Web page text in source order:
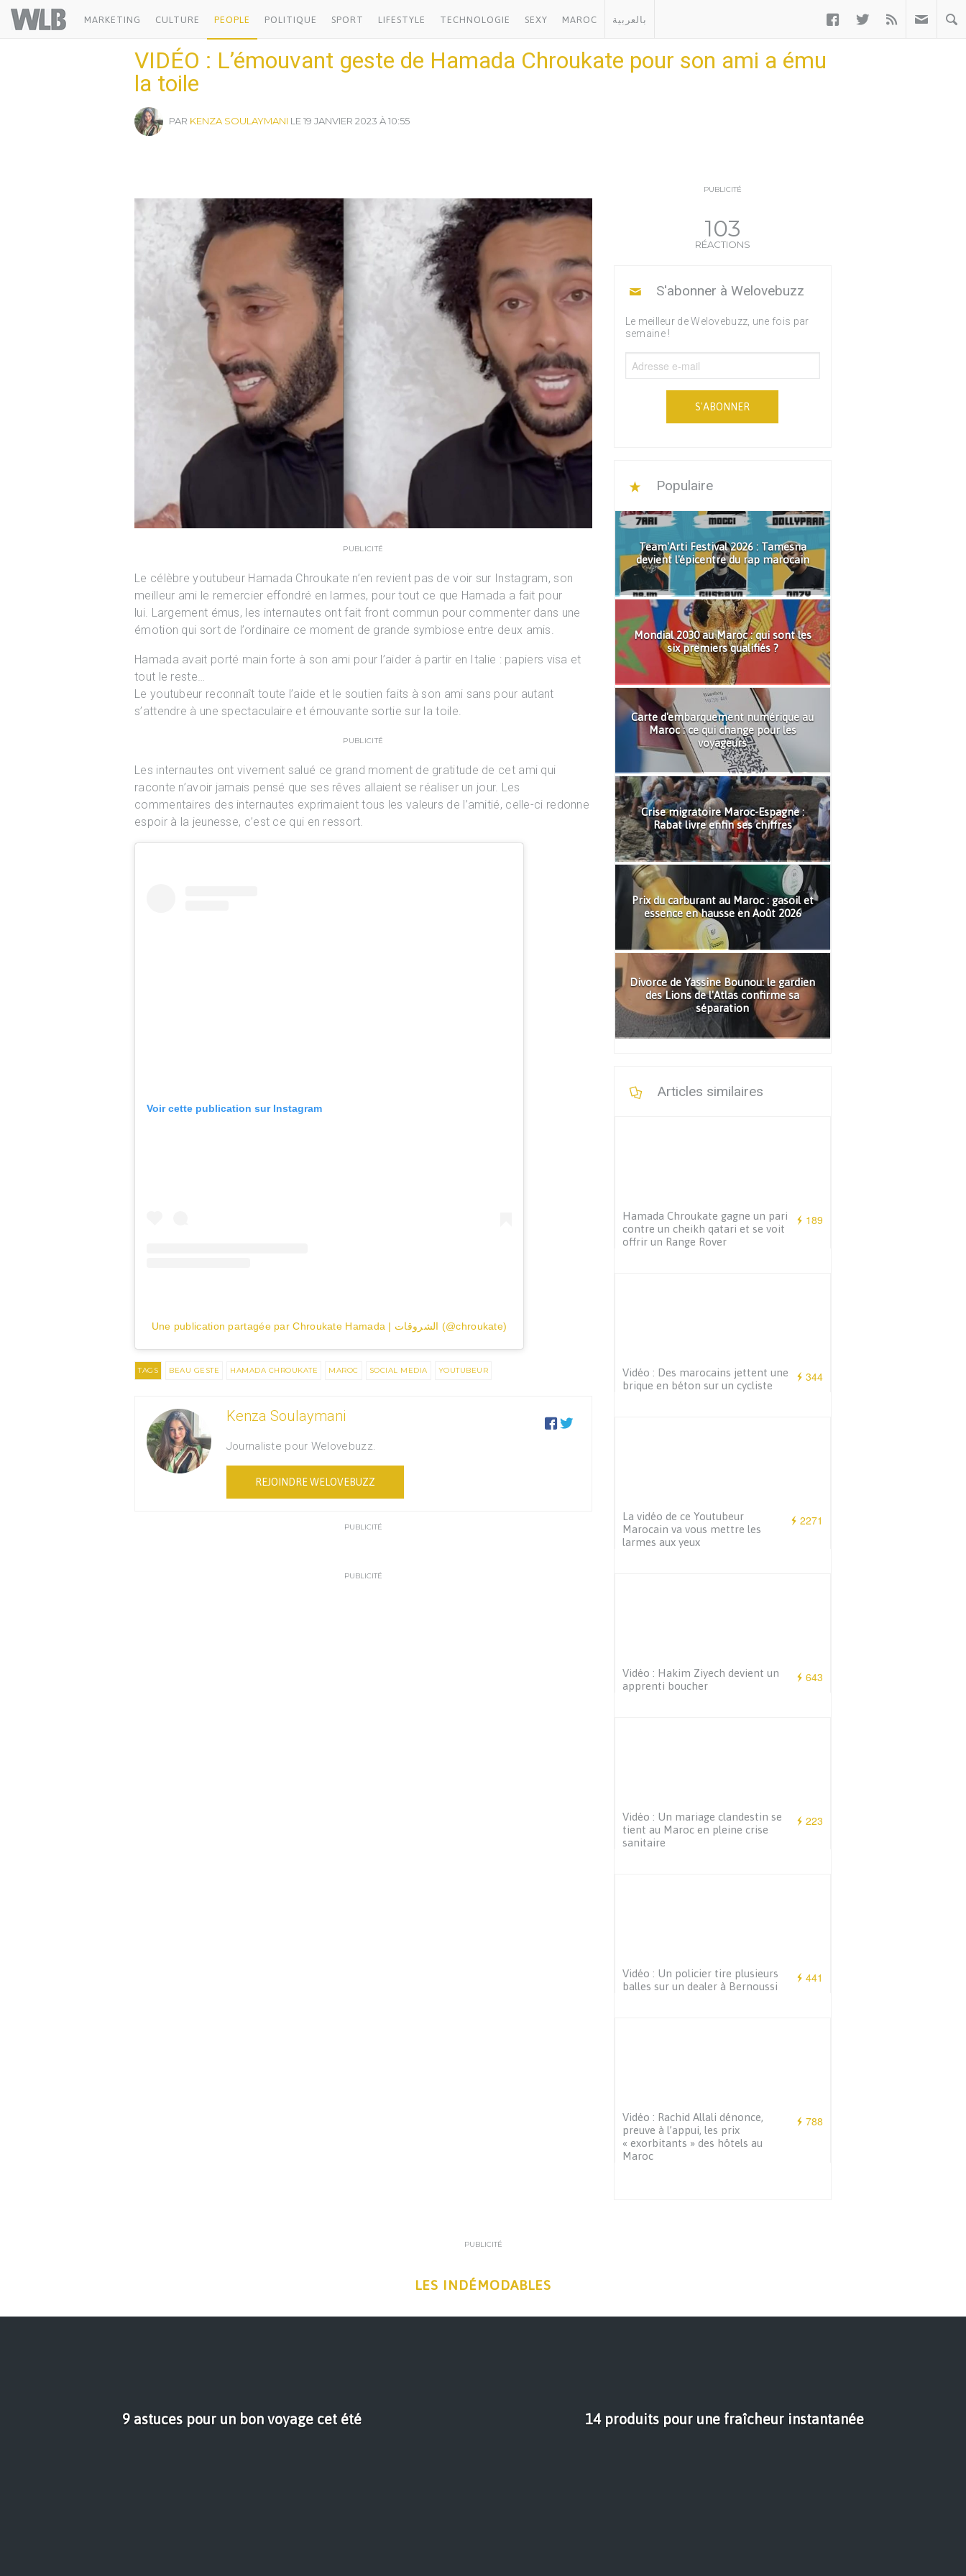
Welovebuzz
MARKETING CULTURE PEOPLE POLITIQUE SPORT LIFESTYLE TECHNOLOGIE SEXY MAROC بالعربية   
VIDÉO : L’émouvant geste de Hamada Chroukate pour son ami a ému
la toile
PAR KENZA SOULAYMANI LE 19 JANVIER 2023 À 10:55
PUBLICITÉ
Le célèbre youtubeur Hamada Chroukate n’en revient pas de voir sur Instagram, son
meilleur ami le remercier effondré en larmes, pour tout ce que Hamada a fait pour
lui. Largement émus, les internautes ont fait front commun pour commenter dans une
émotion qui sort de l’ordinaire ce moment de grande symbiose entre deux amis.
Hamada avait porté main forte à son ami pour l’aider à partir en Italie : papiers visa et
tout le reste…
Le youtubeur reconnaît toute l’aide et le soutien faits à son ami sans pour autant
s’attendre à une spectaculaire et émouvante sortie sur la toile.
PUBLICITÉ
Les internautes ont vivement salué ce grand moment de gratitude de cet ami qui
raconte n’avoir jamais pensé que ses rêves allaient se réaliser un jour. Les
commentaires des internautes exprimaient tous les valeurs de l’amitié, celle-ci redonne
espoir à la jeunesse, c’est ce qui en ressort.
Voir cette publication sur Instagram
Une publication partagée par Chroukate Hamada | الشروقات (@chroukate)
TAGS BEAU GESTE HAMADA CHROUKATE MAROC SOCIAL MEDIA YOUTUBEUR
Kenza Soulaymani 

Journaliste pour Welovebuzz.
REJOINDRE WELOVEBUZZ
PUBLICITÉ
PUBLICITÉ
PUBLICITÉ
103
RÉACTIONS
S'abonner à Welovebuzz
Le meilleur de Welovebuzz, une fois par
semaine !
S'ABONNER
Populaire
Team'Arti Festival 2026 : Tamesna
devient l'épicentre du rap marocain
Mondial 2030 au Maroc : qui sont les
six premiers qualifiés ?
Carte d'embarquement numérique au
Maroc : ce qui change pour les
voyageurs
Crise migratoire Maroc-Espagne :
Rabat livre enfin ses chiffres
Prix du carburant au Maroc : gasoil et
essence en hausse en Août 2026
Divorce de Yassine Bounou: le gardien
des Lions de l'Atlas confirme sa
séparation
Articles similaires
189
Hamada Chroukate gagne un pari
contre un cheikh qatari et se voit
offrir un Range Rover
344
Vidéo : Des marocains jettent une
brique en béton sur un cycliste
2271
La vidéo de ce Youtubeur
Marocain va vous mettre les
larmes aux yeux
643
Vidéo : Hakim Ziyech devient un
apprenti boucher
223
Vidéo : Un mariage clandestin se
tient au Maroc en pleine crise
sanitaire
441
Vidéo : Un policier tire plusieurs
balles sur un dealer à Bernoussi
788
Vidéo : Rachid Allali dénonce,
preuve à l’appui, les prix
« exorbitants » des hôtels au
Maroc
PUBLICITÉ
LES INDÉMODABLES
9 astuces pour un bon voyage cet été 14 produits pour une fraîcheur instantanée